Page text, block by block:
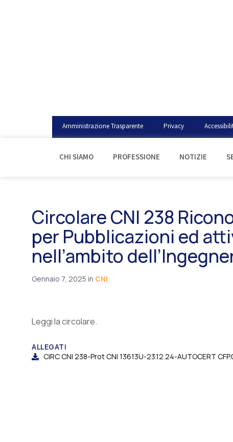
Amministrazione Trasparente Privacy
CHI SIAMO PROFESSIONE NOTIZIE
Circolare CNI 238
per Pubblicazioni ed
nell’ambito
Gennaio 7, 2025 in CNI
Leggi la circolare.
ALLEGATI
CIRC CNI 238-Prot CNI 13613U-23.12.24-AUTOCERT